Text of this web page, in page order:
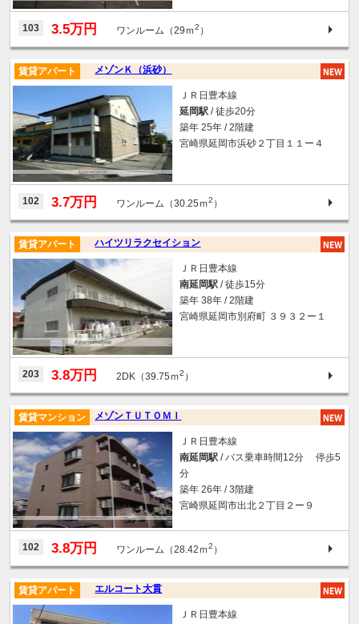
103 3.5万円 ワンルーム（29ｍ2 ）
メゾンＫ（浜砂）
賃貸アパート
ＪＲ日豊本線
延岡駅 / 徒歩20分
築年 25年 / 2階建
宮崎県延岡市浜砂２丁目１１ー４
102 3.7万円 ワンルーム（30.25ｍ2 ）
ハイツリラクセイション
賃貸アパート
ＪＲ日豊本線
南延岡駅 / 徒歩15分
築年 38年 / 2階建
宮崎県延岡市別府町 ３９３２ー１
203 3.8万円 2DK（39.75ｍ2 ）
メゾンＴＵＴＯＭＩ
賃貸マンション
ＪＲ日豊本線
南延岡駅 / バス乗車時間12分 停歩5
分
築年 26年 / 3階建
宮崎県延岡市出北２丁目２ー９
102 3.8万円 ワンルーム（28.42ｍ2 ）
エルコート大貫
賃貸アパート
ＪＲ日豊本線